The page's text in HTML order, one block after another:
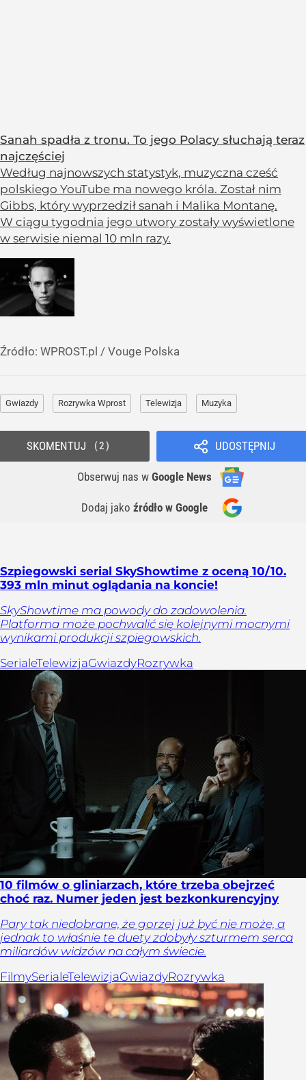
Sanah spadła z tronu. To jego Polacy słuchają teraz
najczęściej
Według najnowszych statystyk, muzyczna cześć
polskiego YouTube ma nowego króla. Został nim
Gibbs, który wyprzedził sanah i Malika Montanę.
W ciągu tygodnia jego utwory zostały wyświetlone
w serwisie niemal 10 mln razy.
Źródło: WPROST.pl / Vouge Polska
Gwiazdy Rozrywka Wprost Telewizja Muzyka
UDOSTĘPNIJ
Obserwuj nas w Google News
Dodaj jako źródło w Google
SKOMENTUJ 2
Szpiegowski serial SkyShowtime z oceną 10/10.
393 mln minut oglądania na koncie!
SkyShowtime ma powody do zadowolenia.
Platforma może pochwalić się kolejnymi mocnymi
wynikami produkcji szpiegowskich.
SerialeTelewizjaGwiazdyRozrywka
10 filmów o gliniarzach, które trzeba obejrzeć
choć raz. Numer jeden jest bezkonkurencyjny
Pary tak niedobrane, że gorzej już być nie może, a
jednak to właśnie te duety zdobyły szturmem serca
miliardów widzów na całym świecie.
FilmySerialeTelewizjaGwiazdyRozrywka